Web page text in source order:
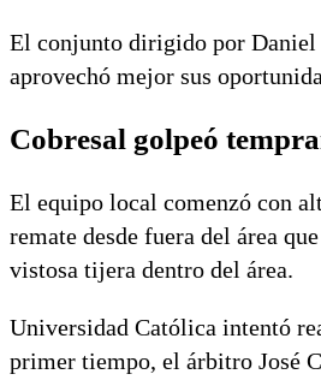
El conjunto dirigido por Daniel
aprovechó mejor sus
Cobresal golpeó
El equipo local comenzó con
remate desde fuera del área
vistosa tijera dentro del área.
Universidad Católica intentó
primer tiempo, el árbitro José